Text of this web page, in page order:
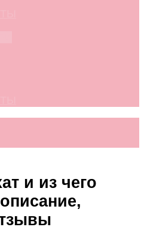
и из чего